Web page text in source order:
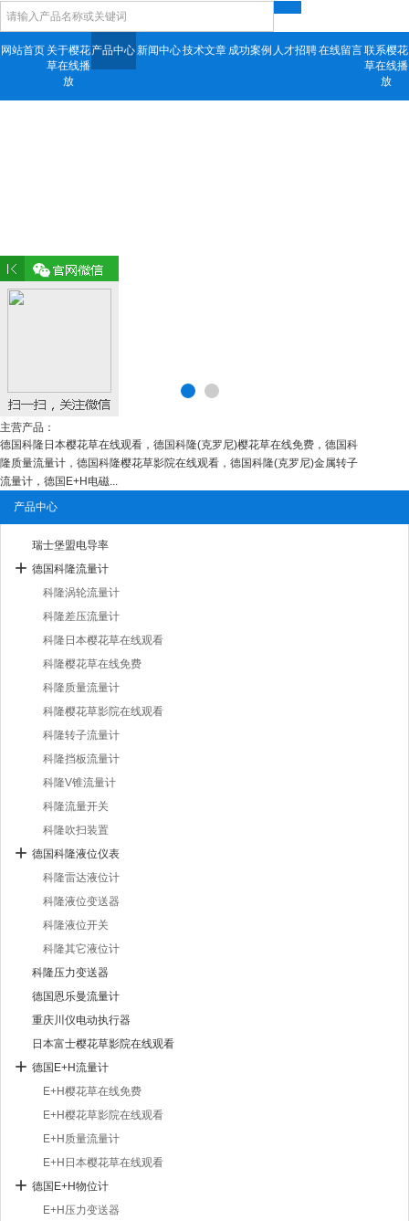
网站首页 关于樱花
草在线播
放
产品中心新闻中心技术文章 成功案例 人才招聘在线留言联系樱花
草在线播
放
主营产品：
德国科隆日本樱花草在线观看，德国科隆(克罗尼)樱花草在线免费，德国科
隆质量流量计，德国科隆樱花草影院在线观看，德国科隆(克罗尼)金属转子
流量计，德国E+H电磁...
产品中心
瑞士堡盟电导率
德国科隆流量计
科隆涡轮流量计
科隆差压流量计
科隆日本樱花草在线观看
科隆樱花草在线免费
科隆质量流量计
科隆樱花草影院在线观看
科隆转子流量计
科隆挡板流量计
科隆V锥流量计
科隆流量开关
科隆吹扫装置
德国科隆液位仪表
科隆雷达液位计
科隆液位变送器
科隆液位开关
科隆其它液位计
科隆压力变送器
德国恩乐曼流量计
重庆川仪电动执行器
日本富士樱花草影院在线观看
德国E+H流量计
E+H樱花草在线免费
E+H樱花草影院在线观看
E+H质量流量计
E+H日本樱花草在线观看
德国E+H物位计
E+H压力变送器